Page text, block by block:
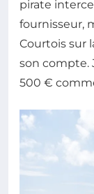
pirate
fournisseur,
Courtois sur
son compte.
500 €